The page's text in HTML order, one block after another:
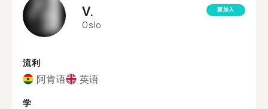
V.
Oslo
新加入
流利
阿肯语 英语
学